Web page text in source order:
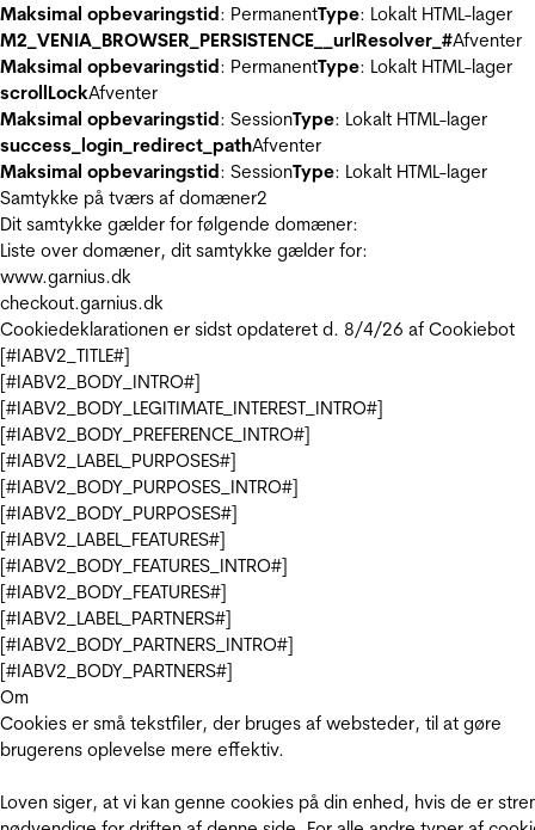
Maksimal opbevaringstid: PermanentType: Lokalt HTML-lager
M2_VENIA_BROWSER_PERSISTENCE__urlResolver_#Afventer
Maksimal opbevaringstid: PermanentType: Lokalt HTML-lager
scrollLockAfventer
Maksimal opbevaringstid: SessionType: Lokalt HTML-lager
success_login_redirect_pathAfventer
Maksimal opbevaringstid: SessionType: Lokalt HTML-lager
Samtykke på tværs af domæner2
Dit samtykke gælder for følgende domæner:
Liste over domæner, dit samtykke gælder for:
www.garnius.dk
checkout.garnius.dk
Cookiedeklarationen er sidst opdateret d. 8/4/26 af Cookiebot
[#IABV2_TITLE#]
[#IABV2_BODY_INTRO#]
[#IABV2_BODY_LEGITIMATE_INTEREST_INTRO#]
[#IABV2_BODY_PREFERENCE_INTRO#]
[#IABV2_LABEL_PURPOSES#]
[#IABV2_BODY_PURPOSES_INTRO#]
[#IABV2_BODY_PURPOSES#]
[#IABV2_LABEL_FEATURES#]
[#IABV2_BODY_FEATURES_INTRO#]
[#IABV2_BODY_FEATURES#]
[#IABV2_LABEL_PARTNERS#]
[#IABV2_BODY_PARTNERS_INTRO#]
[#IABV2_BODY_PARTNERS#]
Om
Cookies er små tekstfiler, der bruges af websteder, til at gøre
brugerens oplevelse mere effektiv.
Loven siger, at vi kan genne cookies på din enhed, hvis de er